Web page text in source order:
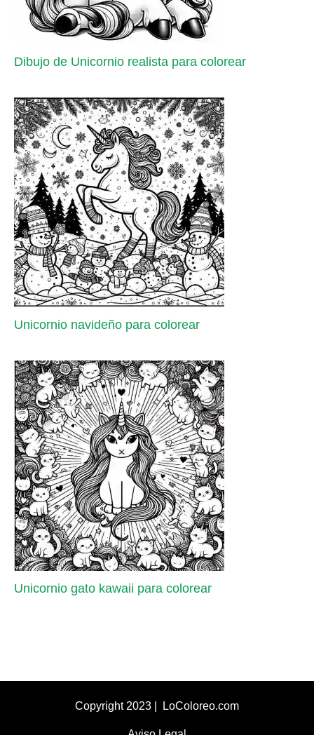
Dibujo de Unicornio realista para colorear
Unicornio navideño para colorear
Unicornio gato kawaii para colorear
Copyright 2023 | LoColoreo.com